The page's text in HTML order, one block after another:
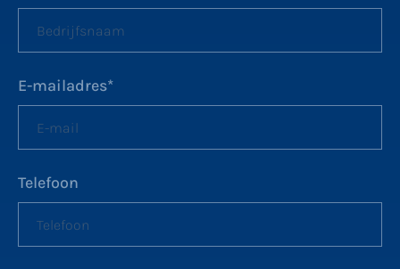
E-mailadres*
Telefoon